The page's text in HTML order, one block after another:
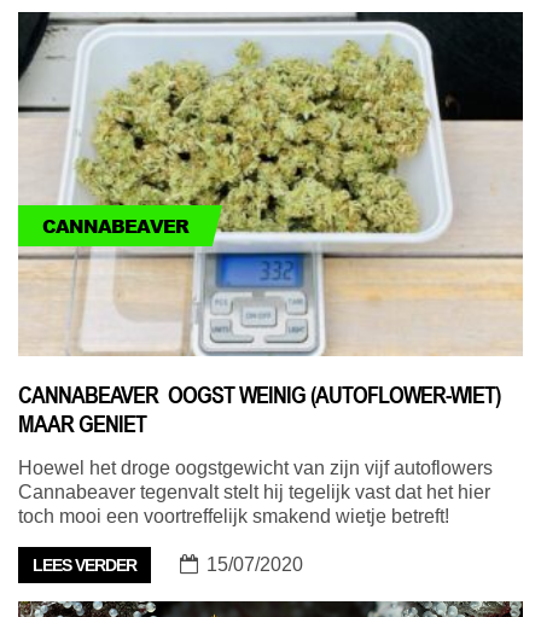
CANNABEAVER
CANNABEAVER OOGST WEINIG (AUTOFLOWER-WIET)
MAAR GENIET
Hoewel het droge oogstgewicht van zijn vijf autoflowers
Cannabeaver tegenvalt stelt hij tegelijk vast dat het hier
toch mooi een voortreffelijk smakend wietje betreft!
LEES VERDER 15/07/2020